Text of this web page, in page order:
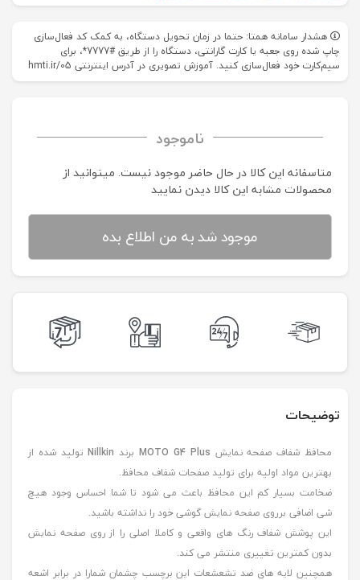
هشدار سامانه همتا: حتما در زمان تحویل دستگاه، به کمک کد فعال‌سازی
چاپ شده روی جعبه یا کارت گارانتی، دستگاه را از طریق #7777*، برای
سیم‌کارت خود فعال‌سازی کنید. آموزش تصویری در آدرس اینترنتی hmti.ir/05
ناموجود
متاسفانه این کالا در حال حاضر موجود نیست. می‍توانید از
محصولات مشابه این کالا دیدن نمایید
موجود شد به من اطلاع بده
توضیحات
محافظ شفاف صفحه نمایش MOTO G4 Plusبرند Nillkinتولید شده از
بهترین مواد اولیه برای تولید صفحات شفاف محافظ.
ضخامت بسیار کم این محافظ باعث می شود تا شما احساس وجود هیچ
شی اضافی برروی صفحه نمایش گوشی خود را نداشته باشید.
این پوشش شفاف رنگ های واقعی و کاملا اصلی را از روی صفحه نمایش
بدون کمترین تغییری منتشر می کند.
همچنین لایه های ضد تشعشعات این برچسب چشمان شمارا در برابر اشعه